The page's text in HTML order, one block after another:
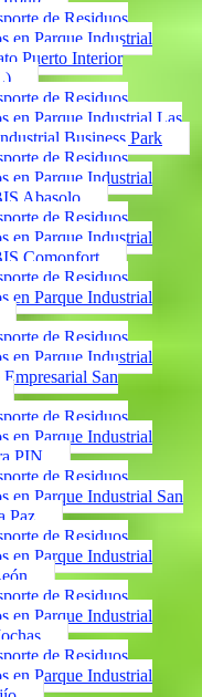
de Residuos
en Parque Industrial
Puerto Interior
de Residuos
en Parque Industrial Las
Business Park
de Residuos
en Parque Industrial
Abasolo
de Residuos
en Parque Industrial
Comonfort
de Residuos
en Parque Industrial
de Residuos
en Parque Industrial
San
de Residuos
en Parque Industrial
PIN
de Residuos
en Parque Industrial San
Paz
de Residuos
en Parque Industrial
de Residuos
en Parque Industrial
de Residuos
en Parque Industrial